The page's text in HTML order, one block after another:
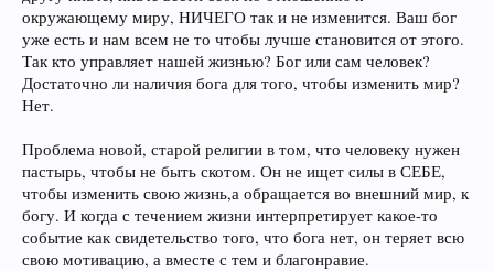
окружающему миру, НИЧЕГО так и не изменится. Ваш бог
уже есть и нам всем не то чтобы лучше становится от этого.
Так кто управляет нашей жизнью? Бог или сам человек?
Достаточно ли наличия бога для того, чтобы изменить мир?
Нет.
Проблема новой, старой религии в том, что человеку нужен
пастырь, чтобы не быть скотом. Он не ищет силы в СЕБЕ,
чтобы изменить свою жизнь,а обращается во внешний мир, к
богу. И когда с течением жизни интерпретирует какое-то
событие как свидетельство того, что бога нет, он теряет всю
свою мотивацию, а вместе с тем и благонравие.